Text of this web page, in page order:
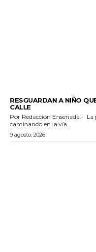
RESGUARDAN A NIÑO
CALLE
Por Redacción Ensenada.- La presencia de un niño de dos años
caminando en la vía...
9 agosto, 2026